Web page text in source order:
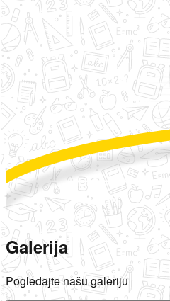
Galerija
Pogledajte našu galeriju